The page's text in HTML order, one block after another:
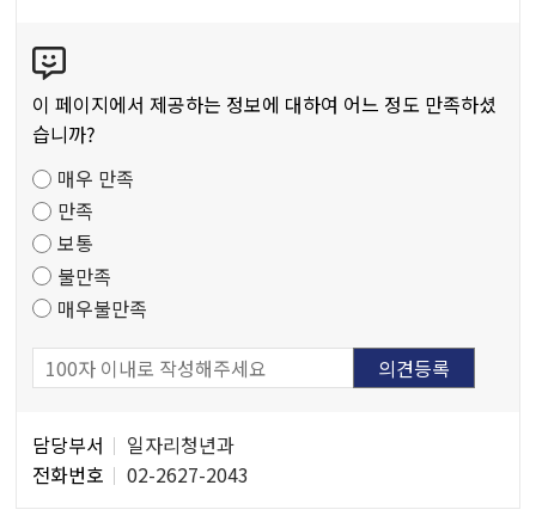
저
작
물
텐
츠
만
도
조
사
이 페이지에서 제공하는 정보에 대하여 어느 정도 만족하셨
습니까?
매우 만족
만족
보통
불만족
매우불만족
당
자
담당부서
일자리청년과
전화번호
02-2627-2043